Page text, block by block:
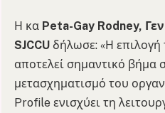
Η κα Peta-Gay Rodney,
SJCCU δήλωσε: «Η επιλογή
αποτελεί σημαντικό βήμα
μετασχηματισμό του
Profile ενισχύει τη